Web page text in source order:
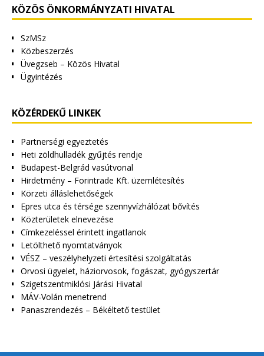
KÖZÖS ÖNKORMÁNYZATI HIVATAL
SzMSz
Közbeszerzés
Üvegzseb – Közös Hivatal
Ügyintézés
KÖZÉRDEKŰ LINKEK
Partnerségi egyeztetés
Heti zöldhulladék gyűjtés rendje
Budapest-Belgrád vasútvonal
Hirdetmény – Forintrade Kft. üzemlétesítés
Körzeti álláslehetőségek
Epres utca és térsége szennyvízhálózat bővítés
Közterületek elnevezése
Címkezeléssel érintett ingatlanok
Letölthető nyomtatványok
VÉSZ – veszélyhelyzeti értesítési szolgáltatás
Orvosi ügyelet, háziorvosok, fogászat, gyógyszertár
Szigetszentmiklósi Járási Hivatal
MÁV-Volán menetrend
Panaszrendezés – Békéltető testület